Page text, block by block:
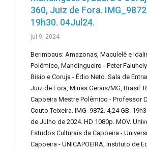
360, Juiz de Fora.
19h30. 04Jul24.
jul 9, 2024
Berimbaus: Amazonas, Maculelê e
Polêmico, Mandingueiro - Peter
Bisio e Coruja - Édio Neto. Sala de
Juiz de Fora, Minas Gerais/MG, Brasil.
Capoeira Mestre Polêmico - Professor
Couto Teixeira. IMG_9872. 4,24 GB.
de Julho de 2024. HD 1080p. MOV.
Estudos Culturais da Capoeira -
Capoeira - UNICAPOEIRA, Instituto de